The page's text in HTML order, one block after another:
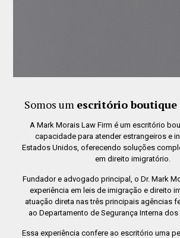
Somos um escritório boutique
A Mark Morais Law Firm é um escritório
capacidade para atender estrangeiros e
Estados Unidos, oferecendo soluções
em direito imigratório.
Fundador e advogado principal, o Dr.Mark
experiência em leis de imigração e direito
atuação direta nas três principais agências
aoDepartamento de Segurança Interna
Essa experiência confere ao escritório uma